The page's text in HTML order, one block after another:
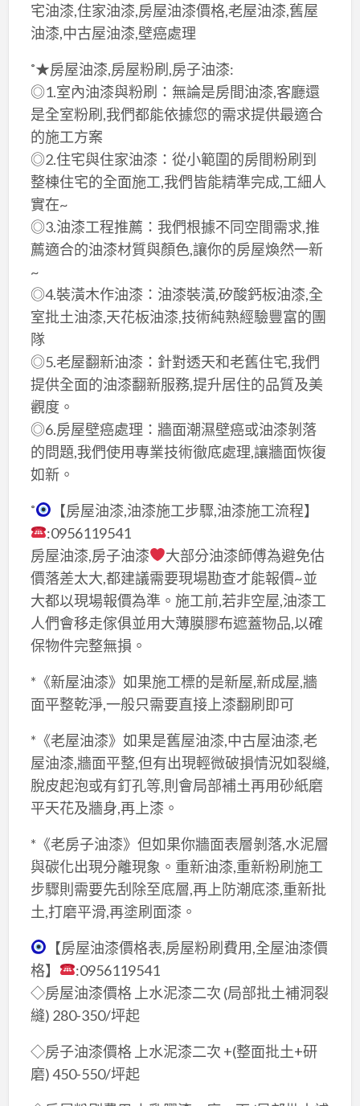
宅油漆,住家油漆,房屋油漆價格,老屋油漆,舊屋
油漆,中古屋油漆,壁癌處理
˚★房屋油漆,房屋粉刷,房子油漆:
◎1.室內油漆與粉刷：無論是房間油漆,客廳還
是全室粉刷,我們都能依據您的需求提供最適合
的施工方案
◎2.住宅與住家油漆：從小範圍的房間粉刷到
整棟住宅的全面施工,我們皆能精準完成,工細人
實在~
◎3.油漆工程推薦：我們根據不同空間需求,推
薦適合的油漆材質與顏色,讓你的房屋煥然一新
~
◎4.裝潢木作油漆：油漆裝潢,矽酸鈣板油漆,全
室批土油漆,天花板油漆,技術純熟經驗豐富的團
隊
◎5.老屋翻新油漆：針對透天和老舊住宅,我們
提供全面的油漆翻新服務,提升居住的品質及美
觀度。
◎6.房屋壁癌處理：牆面潮濕壁癌或油漆剝落
的問題,我們使用專業技術徹底處理,讓牆面恢復
如新。
˚
【房屋油漆,油漆施工步驟,油漆施工流程】
:0956119541
房屋油漆,房子油漆
大部分油漆師傅為避免估
價落差太大,都建議需要現場勘查才能報價~並
大都以現場報價為準。施工前,若非空屋,油漆工
人們會移走傢俱並用大薄膜膠布遮蓋物品,以確
保物件完整無損。
*《新屋油漆》如果施工標的是新屋,新成屋,牆
面平整乾淨,一般只需要直接上漆翻刷即可
*《老屋油漆》如果是舊屋油漆,中古屋油漆,老
屋油漆,牆面平整,但有出現輕微破損情況如裂縫,
脫皮起泡或有釘孔等,則會局部補土再用砂紙磨
平天花及牆身,再上漆。
*《老房子油漆》但如果你牆面表層剝落,水泥層
與碳化出現分離現象。重新油漆,重新粉刷施工
步驟則需要先刮除至底層,再上防潮底漆,重新批
土,打磨平滑,再塗刷面漆。
【房屋油漆價格表,房屋粉刷費用,全屋油漆價
格】
:0956119541
◇房屋油漆價格 上水泥漆二次 (局部批土補洞裂
縫) 280-350/坪起
◇房子油漆價格 上水泥漆二次 +(整面批土+研
磨) 450-550/坪起